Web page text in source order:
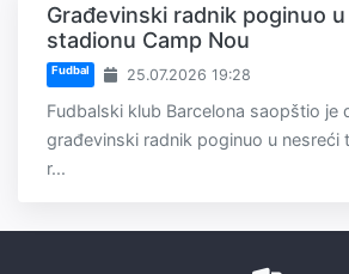
Građevinski radnik poginuo
stadionu Camp Nou
Fudbal 25.07.2026 19:28
Fudbalski klub Barcelona saopštio je
građevinski radnik poginuo u nesreći
r...